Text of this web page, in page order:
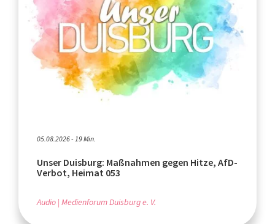
05.08.2026 - 19 Min.
Unser Duisburg: Maßnahmen gegen Hitze, AfD-
Verbot, Heimat 053
Audio Medienforum Duisburg e. V.